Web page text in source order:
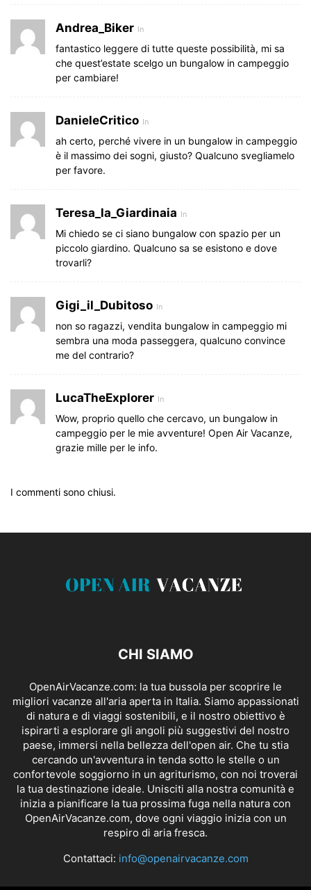
Andrea_Biker In
fantastico leggere di tutte queste possibilità, mi sa
che quest’estate scelgo un bungalow in campeggio
per cambiare!
DanieleCritico In
ah certo, perché vivere in un bungalow in campeggio
è il massimo dei sogni, giusto? Qualcuno svegliamelo
per favore.
Teresa_la_Giardinaia In
Mi chiedo se ci siano bungalow con spazio per un
piccolo giardino. Qualcuno sa se esistono e dove
trovarli?
Gigi_il_Dubitoso In
non so ragazzi, vendita bungalow in campeggio mi
sembra una moda passeggera, qualcuno convince
me del contrario?
LucaTheExplorer In
Wow, proprio quello che cercavo, un bungalow in
campeggio per le mie avventure! Open Air Vacanze,
grazie mille per le info.
I commenti sono chiusi.
CHI SIAMO
OpenAirVacanze.com: la tua bussola per scoprire le
migliori vacanze all'aria aperta in Italia. Siamo appassionati
di natura e di viaggi sostenibili, e il nostro obiettivo è
ispirarti a esplorare gli angoli più suggestivi del nostro
paese, immersi nella bellezza dell'open air. Che tu stia
cercando un'avventura in tenda sotto le stelle o un
confortevole soggiorno in un agriturismo, con noi troverai
la tua destinazione ideale. Unisciti alla nostra comunità e
inizia a pianificare la tua prossima fuga nella natura con
OpenAirVacanze.com, dove ogni viaggio inizia con un
respiro di aria fresca.
Contattaci: info@openairvacanze.com